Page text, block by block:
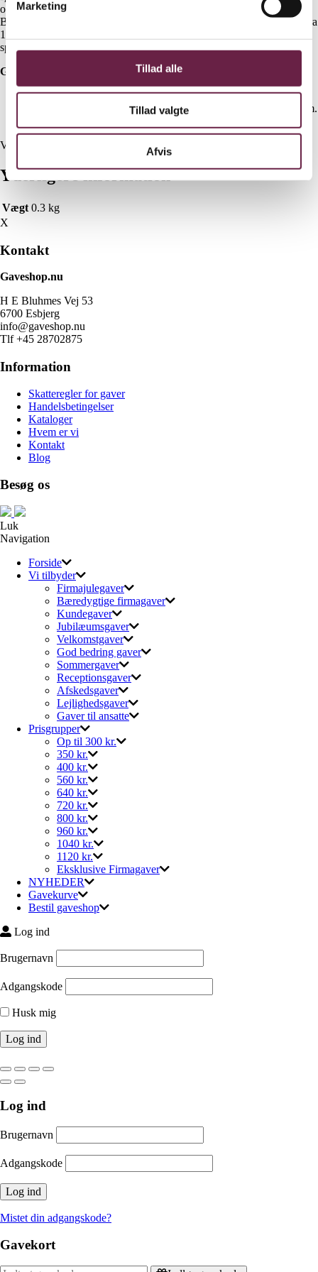
Marketing
Tillad alle
Tillad valgte
Afvis
og med et nyt moderne twist i form af det rustfrie stål, hylder
Bernadotte kollektionen Georg Jensens populære designsamarbejde fra
1930. Lad saltkarret og den lille saltske drysse ekstra stil hen over
spisebordet.
Gaven indeholder:
Georg Jensen Bernadotte bestik 12 dele
Georg Jensen Bernadotte saltkar med ske – H: 33 mm. B: 0 mm.
Vejl. pris kr. 2320,-
Yderligere information
Vægt 0.3 kg
X
Kontakt
Gaveshop.nu
H E Bluhmes Vej 53
6700 Esbjerg
info@gaveshop.nu
Tlf +45 28702875
Information
Skatteregler for gaver
Handelsbetingelser
Kataloger
Hvem er vi
Kontakt
Blog
Besøg os
Luk
Navigation
Forside
Vi tilbyder
Firmajulegaver
Bæredygtige firmagaver
Kundegaver
Jubilæumsgaver
Velkomstgaver
God bedring gaver
Sommergaver
Receptionsgaver
Afskedsgaver
Lejlighedsgaver
Gaver til ansatte
Prisgrupper
Op til 300 kr.
350 kr.
400 kr.
560 kr.
640 kr.
720 kr.
800 kr.
960 kr.
1040 kr.
1120 kr.
Eksklusive Firmagaver
NYHEDER
Gavekurve
Bestil gaveshop
Log ind
Brugernavn
Adgangskode
Husk mig
Log ind
Brugernavn
Adgangskode
Mistet din adgangskode?
Gavekort